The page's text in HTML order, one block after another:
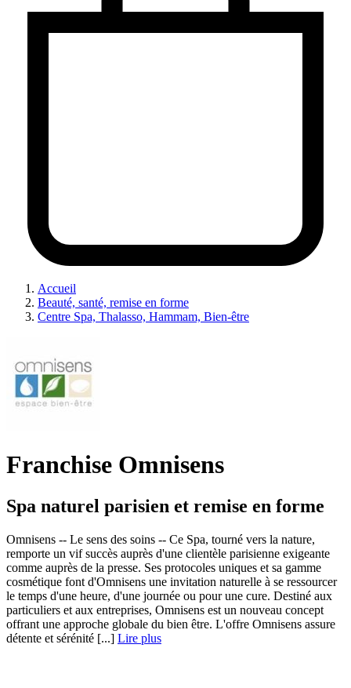
Accueil
Beauté, santé, remise en forme
Centre Spa, Thalasso, Hammam, Bien-être
Franchise Omnisens
Spa naturel parisien et remise en forme
Omnisens -- Le sens des soins -- Ce Spa, tourné vers la nature,
remporte un vif succès auprès d'une clientèle parisienne exigeante
comme auprès de la presse. Ses protocoles uniques et sa gamme
cosmétique font d'Omnisens une invitation naturelle à se ressourcer
le temps d'une heure, d'une journée ou pour une cure. Destiné aux
particuliers et aux entreprises, Omnisens est un nouveau concept
offrant une approche globale du bien être. L'offre Omnisens assure
détente et sérénité [...] Lire plus